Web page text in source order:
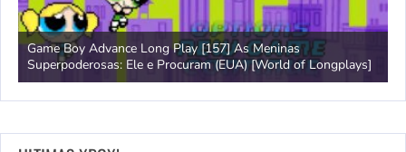
Game Boy Advance Long Play [157] As Meninas
Superpoderosas: Ele e Procuram (EUA) [World of Longplays]